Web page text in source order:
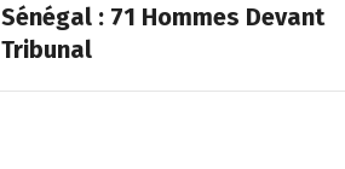
Sénégal : 71 Hommes Devant
Tribunal